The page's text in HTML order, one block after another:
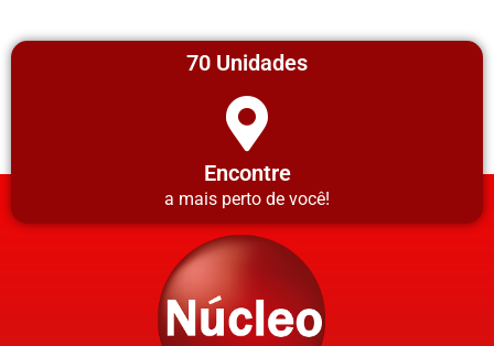
70 Unidades
Encontre
a mais perto de você!